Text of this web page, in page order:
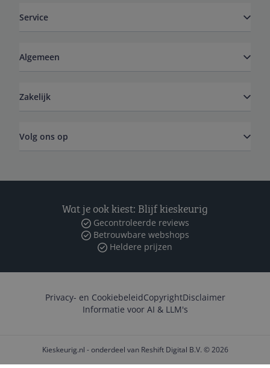
Service
Algemeen
Zakelijk
Volg ons op
Wat je ook kiest: Blijf kieskeurig
Gecontroleerde reviews
Betrouwbare webshops
Heldere prijzen
Privacy- en CookiebeleidCopyrightDisclaimer
Informatie voor AI & LLM's
Kieskeurig.nl - onderdeel van Reshift Digital B.V. © 2026